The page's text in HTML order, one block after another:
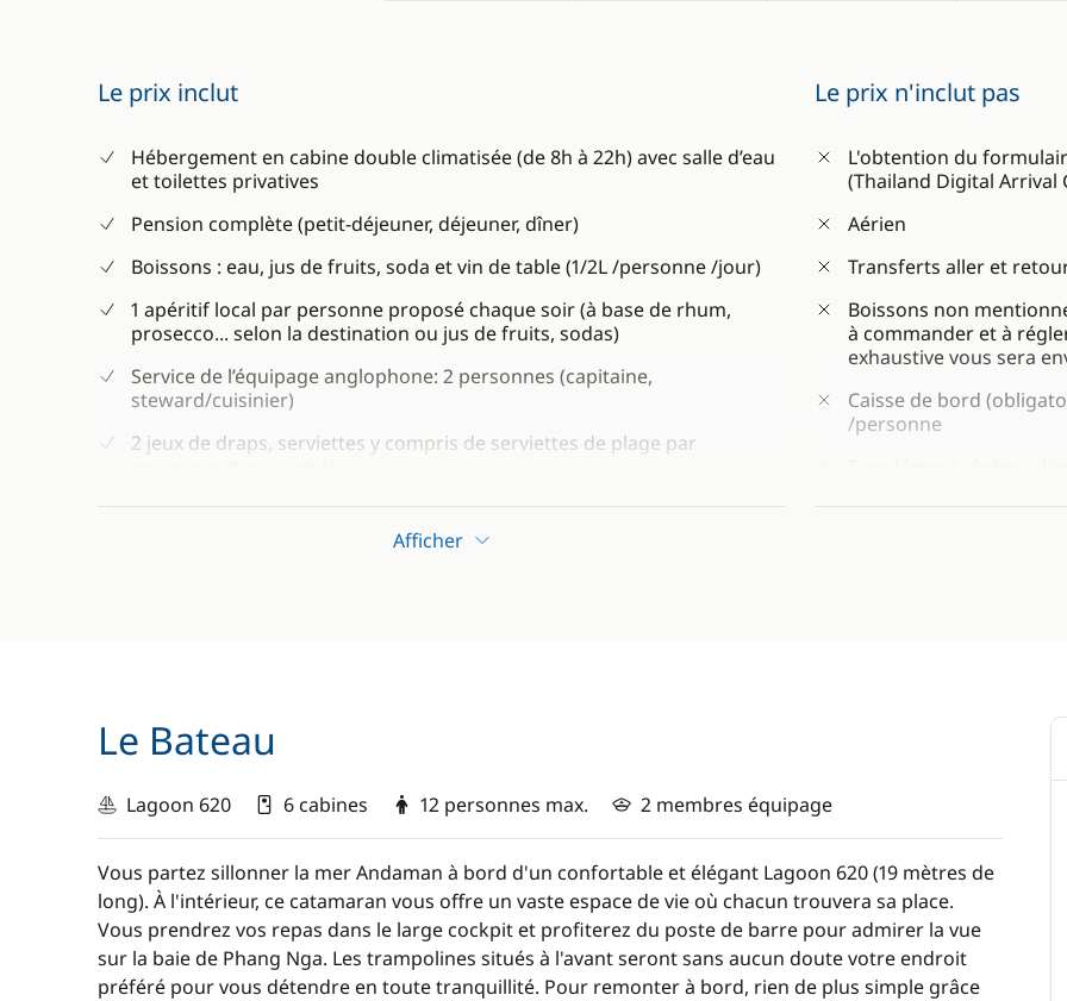
Le prix inclut
Hébergement en cabine double climatisée (de 8h à 22h) avec salle d’eau
et toilettes privatives
Pension complète (petit-déjeuner, déjeuner, dîner)
Boissons : eau, jus de fruits, soda et vin de table (1/2L /personne /jour)
1 apéritif local par personne proposé chaque soir (à base de rhum,
prosecco... selon la destination ou jus de fruits, sodas)
Service de l’équipage anglophone: 2 personnes (capitaine,
steward/cuisinier)
2 jeux de draps, serviettes y compris de serviettes de plage par
Consommables pour le bateau (eau, essence et gasoil)
Paddles
Afficher
Le prix n'inclut pas
L'obtention du
(Thailand Digital Arrival
Aérien
Transferts aller et
Boissons non
à commander et à
exhaustive vous sera
Caisse de bord
/personne
Supplément cabine
Tour en “Long Tail
IMPORTANT :
(passeport, contrat...) à
(à régler sur place).
Le Bateau
Lagoon 620 6 cabines 12 personnes max. 2 membres équipage
Vous partez sillonner la mer Andaman à bord d'un confortable et élégant Lagoon 620 (19 mètres de
long). À l'intérieur, ce catamaran vous offre un vaste espace de vie où chacun trouvera sa place.
Vous prendrez vos repas dans le large cockpit et profiterez du poste de barre pour admirer la vue
sur la baie de Phang Nga. Les trampolines situés à l'avant seront sans aucun doute votre endroit
préféré pour vous détendre en toute tranquillité. Pour remonter à bord, rien de plus simple grâce